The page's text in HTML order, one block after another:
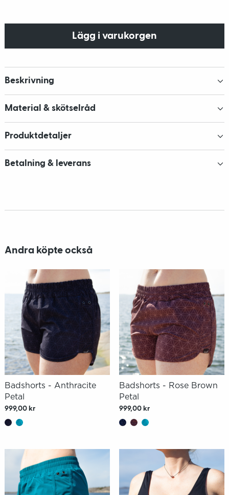
Lägg i varukorgen
Beskrivning
Material & skötselråd
Produktdetaljer
Betalning & leverans
Andra köpte också
Badshorts - Anthracite
Petal
999,00 kr
Badshorts - Rose Brown
Petal
999,00 kr